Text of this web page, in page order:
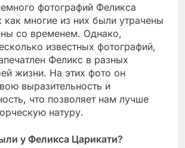
фотографий Феликса
как многие из них были утрачены
со временем. Однако,
известных фотографий,
Феликс в разных
жизни. На этих фото он
выразительность и
что позволяет нам лучше
натуру.
у Феликса Царикати?